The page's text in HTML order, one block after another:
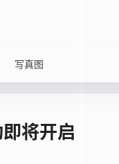
写真图
将开启